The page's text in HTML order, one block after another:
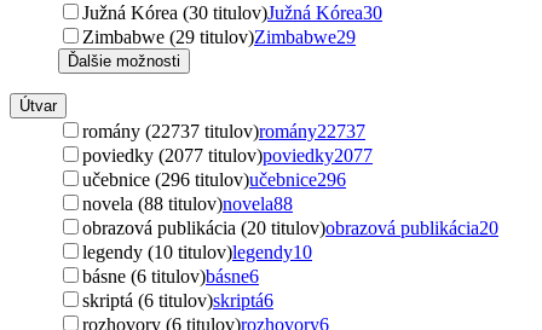
Južná Kórea (30 titulov)Južná Kórea30
Zimbabwe (29 titulov)Zimbabwe29
Ďalšie možnosti
Útvar
romány (22737 titulov)romány22737
poviedky (2077 titulov)poviedky2077
učebnice (296 titulov)učebnice296
novela (88 titulov)novela88
obrazová publikácia (20 titulov)obrazová publikácia20
legendy (10 titulov)legendy10
básne (6 titulov)básne6
skriptá (6 titulov)skriptá6
rozhovory (6 titulov)rozhovory6